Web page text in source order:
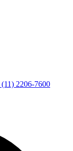
(11) 2206-7600